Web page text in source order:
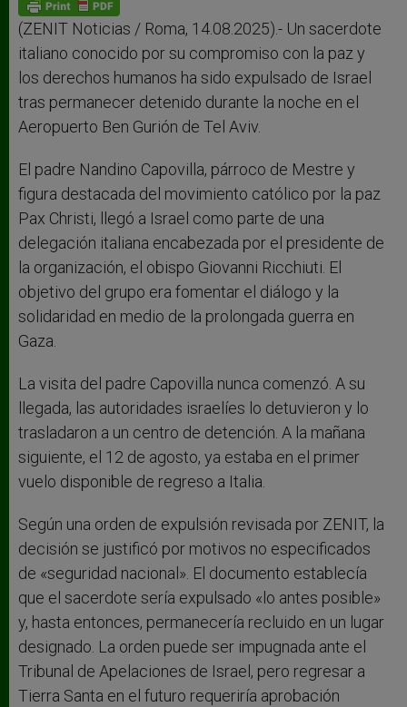
p e
r
k
(ZENIT Noticias / Roma, 14.08.2025).- Un sacerdote
italiano conocido por su compromiso con la paz y
los derechos humanos ha sido expulsado de Israel
tras permanecer detenido durante la noche en el
Aeropuerto Ben Gurión de Tel Aviv.
El padre Nandino Capovilla, párroco de Mestre y
figura destacada del movimiento católico por la paz
Pax Christi, llegó a Israel como parte de una
delegación italiana encabezada por el presidente de
la organización, el obispo Giovanni Ricchiuti. El
objetivo del grupo era fomentar el diálogo y la
solidaridad en medio de la prolongada guerra en
Gaza.
La visita del padre Capovilla nunca comenzó. A su
llegada, las autoridades israelíes lo detuvieron y lo
trasladaron a un centro de detención. A la mañana
siguiente, el 12 de agosto, ya estaba en el primer
vuelo disponible de regreso a Italia.
Según una orden de expulsión revisada por ZENIT, la
decisión se justificó por motivos no especificados
de «seguridad nacional». El documento establecía
que el sacerdote sería expulsado «lo antes posible»
y, hasta entonces, permanecería recluido en un lugar
designado. La orden puede ser impugnada ante el
Tribunal de Apelaciones de Israel, pero regresar a
Tierra Santa en el futuro requeriría aprobación